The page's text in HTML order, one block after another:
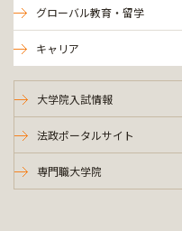
グローバル教育・留学
キャリア
大学院入試情報
法政ポータルサイト
専門職大学院